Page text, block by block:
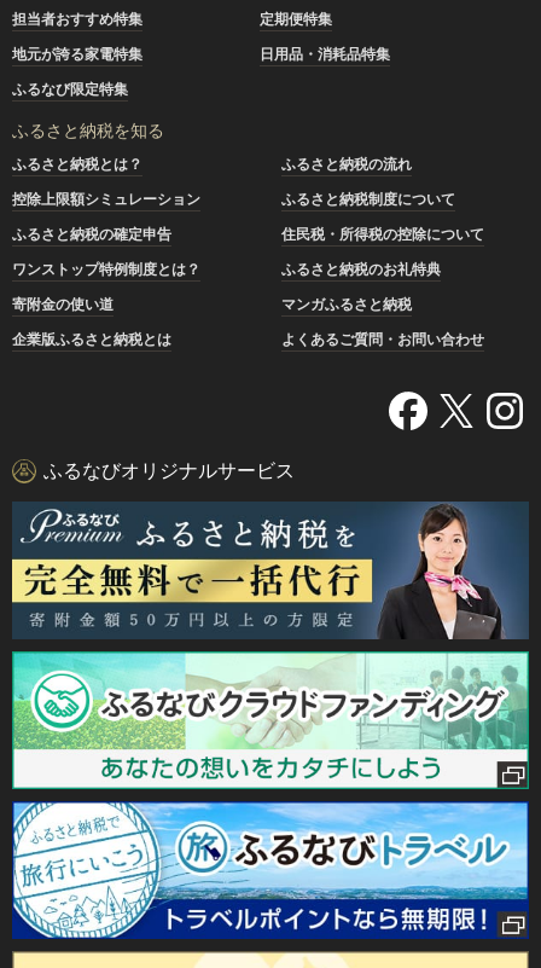
担当者おすすめ特集
定期便特集
地元が誇る家電特集
日用品・消耗品特集
ふるなび限定特集
ふるさと納税を知る
ふるさと納税とは？
ふるさと納税の流れ
控除上限額シミュレーション
ふるさと納税制度について
ふるさと納税の確定申告
住民税・所得税の控除について
ワンストップ特例制度とは？
ふるさと納税のお礼特典
寄附金の使い道
マンガふるさと納税
企業版ふるさと納税とは
よくあるご質問・お問い合わせ
ふるなびオリジナルサービス